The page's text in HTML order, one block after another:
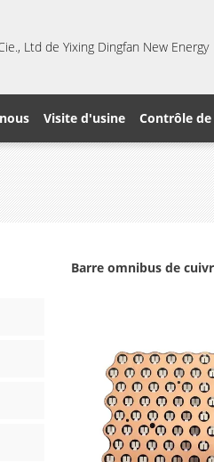
Ltd de Yixing Dingfan New Energy
Visite d'usine Contrôle
Barre omnibus de